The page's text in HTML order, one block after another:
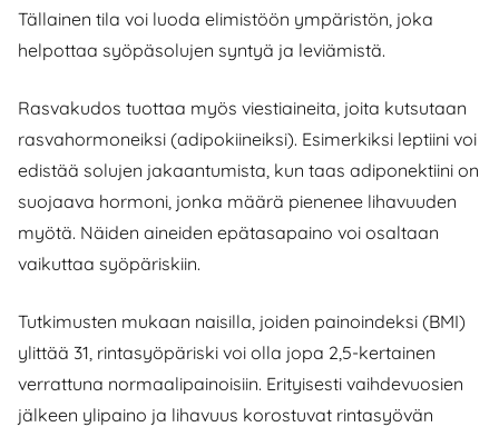
Tällainen tila voi luoda elimistöön ympäristön, joka
helpottaa syöpäsolujen syntyä ja leviämistä.
Rasvakudos tuottaa myös viestiaineita, joita kutsutaan
rasvahormoneiksi (adipokiineiksi). Esimerkiksi leptiini voi
edistää solujen jakaantumista, kun taas adiponektiini on
suojaava hormoni, jonka määrä pienenee lihavuuden
myötä. Näiden aineiden epätasapaino voi osaltaan
vaikuttaa syöpäriskiin.
Tutkimusten mukaan naisilla, joiden painoindeksi (BMI)
ylittää 31, rintasyöpäriski voi olla jopa 2,5-kertainen
verrattuna normaalipainoisiin. Erityisesti vaihdevuosien
jälkeen ylipaino ja lihavuus korostuvat rintasyövän